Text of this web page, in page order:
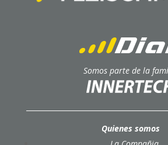
Somos parte de la
Quienes somos